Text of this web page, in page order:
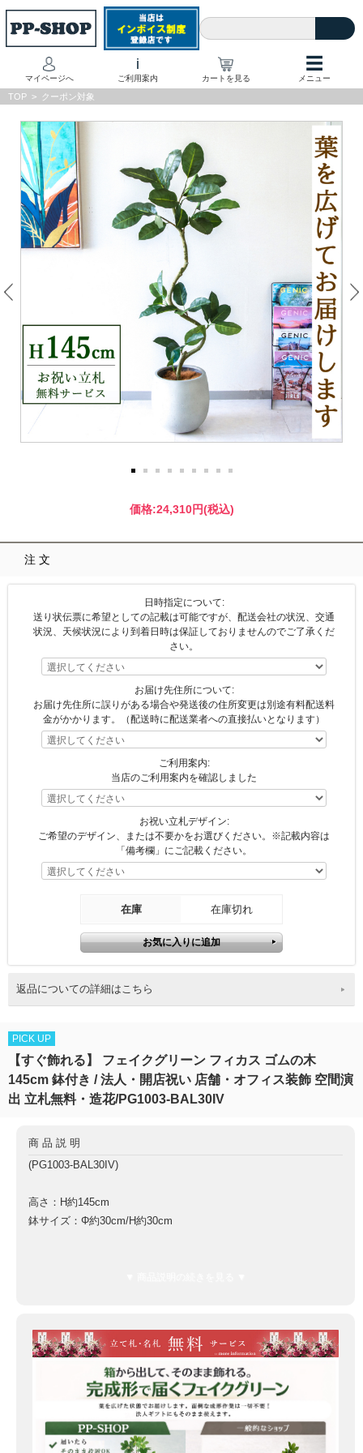
マイページへ
i
ご利用案内 カートを見る
☰
メニュー
TOP > クーポン対象
価格:24,310円(税込)
注文
日時指定について:
送り状伝票に希望としての記載は可能ですが、配送会社の状況、交通
状況、天候状況により到着日時は保証しておりませんのでご了承くだ
さい。
お届け先住所について:
お届け先住所に誤りがある場合や発送後の住所変更は別途有料配送料
金がかかります。（配送時に配送業者への直接払いとなります）
ご利用案内:
当店のご利用案内を確認しました
お祝い立札デザイン:
ご希望のデザイン、または不要かをお選びください。※記載内容は
「備考欄」にご記載ください。
在庫 在庫切れ
返品についての詳細はこちら
PICK UP
【すぐ飾れる】 フェイクグリーン フィカス ゴムの木
145cm 鉢付き / 法人・開店祝い 店舗・オフィス装飾 空間演
出 立札無料・造花/PG1003-BAL30IV
商品説明
(PG1003-BAL30IV)
高さ：H約145cm
鉢サイズ：Φ約30cm/H約30cm